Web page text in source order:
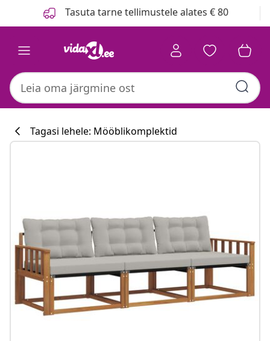
Tasuta tarne tellimustele alates € 80
#sharemevidaxl
Tagasi lehele: Mööblikomplektid